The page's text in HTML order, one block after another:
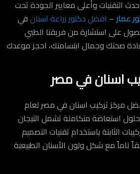
التقنيات وأعلى معايير الجودة تحت
عمار– افضل دكتور زراعة اسنانفي
على استشارة من فريقنا الطبي
صحتك وجمال ابتسامتك، احجز موعدك
اسنان في مصر
مركز تركيب اسنان في مصر لعام
حلول استعاضة متكاملة تشمل التيجان
الثابتة باستخدام تقنيات التصميم
تاماً مع شكل ولون الأسنان الطبيعية